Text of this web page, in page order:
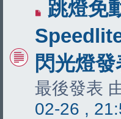
跳燈免
閃光燈發
最後發表
02-26 ,